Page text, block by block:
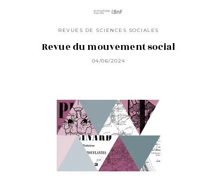
REVUES DE SCIENCES SOCIALES
Revue du mouvement social
04/06/2024